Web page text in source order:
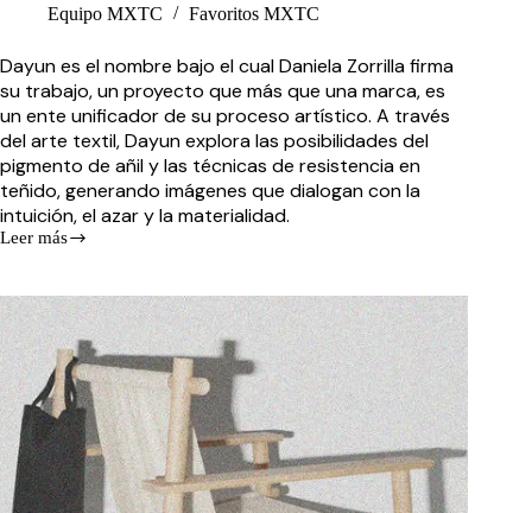
Equipo MXTC
Favoritos MXTC
Dayun es el nombre bajo el cual Daniela Zorrilla firma
su trabajo, un proyecto que más que una marca, es
un ente unificador de su proceso artístico. A través
del arte textil, Dayun explora las posibilidades del
pigmento de añil y las técnicas de resistencia en
teñido, generando imágenes que dialogan con la
intuición, el azar y la materialidad.
Leer más
Dayun:
desde
la
Intuición
Pigmento